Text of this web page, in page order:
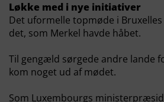
Løkke med i nye initiativer
Det uformelle topmøde i
det, som Merkel havde håbet.
Til gengæld sørgede andre lande
kom noget ud af mødet.
Som Luxembourgs